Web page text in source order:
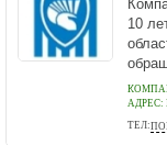
10
АДРЕС:
ТЕЛ:+7